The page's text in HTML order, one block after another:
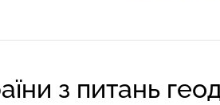
з питань